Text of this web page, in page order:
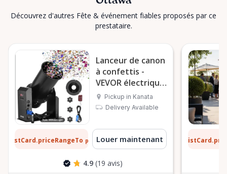
Découvrez d'autres Fête & événement fiables proposés par ce
prestataire.
Lanceur de canon
à confettis -
VEVOR électrique
1500 W
Pickup in Kanata
Delivery Available
ListCard.priceRangeTo par jourLouer maintenant
4.9 (19 avis)